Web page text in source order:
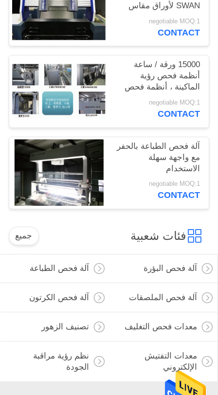
SWAN لأوراق مقاس
1040 مم × 720 مم
negotiable MOQ:1
CONTACT
15000 ورقة / ساعة
أنظمة فحص رؤية
الماكينة ، أنظمة فحص
الويب الضيقة
negotiable MOQ:1
CONTACT
آلة فحص الطباعة بالحفر
مع واجهة سهلة
الاستخدام
negotiable MOQ:1
CONTACT
فئات شعبية جميع
آلة فحص البؤرة آلة فحص الطباعة
آلة فحص الملصقات آلة فحص الكرتون
معدات فحص التغليف تصنيف الزهور
معدات التفتيش
الإلكتروني
نظم رؤية مراقبة
الجودة